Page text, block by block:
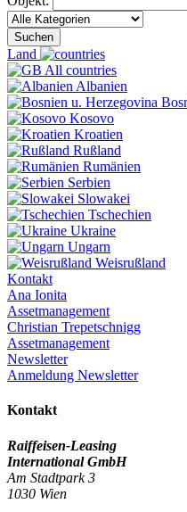
Suchen
Land
All countries
Albanien
Kosovo
Kroatien
Rußland
Rumänien
Serbien
Slowakei
Tschechien
Ukraine
Ungarn
Weisrußland
Kontakt
Ana Ionita
Assetmanagement
Christian Trepetschnigg
Assetmanagement
Newsletter
Anmeldung Newsletter
Kontakt
Raiffeisen-Leasing
International GmbH
Am Stadtpark 3
1030 Wien